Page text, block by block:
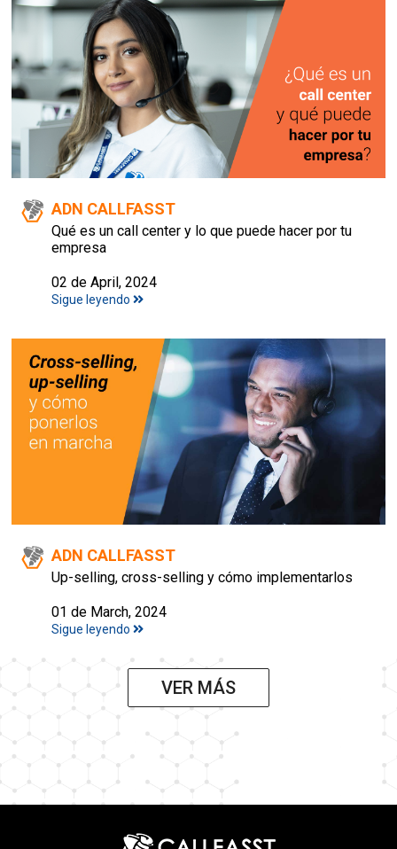
ADN CALLFASST
Qué es un call center y lo que puede hacer por tu
empresa
02 de April, 2024
Sigue leyendo
ADN CALLFASST
Up-selling, cross-selling y cómo implementarlos
01 de March, 2024
Sigue leyendo
VER MÁS